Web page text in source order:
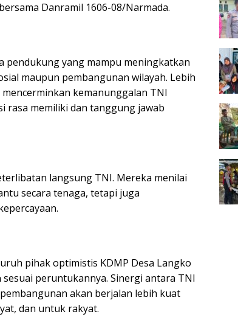
Danramil 1606-08/Narmada.
pendukung yang mampu meningkatkan
maupun pembangunan wilayah. Lebih
kemanunggalan TNI
rasa memiliki dan tanggung jawab
langsung TNI. Mereka menilai
secara tenaga, tetapi juga
pihak optimistis KDMP Desa Langko
peruntukannya. Sinergi antara TNI
akan berjalan lebih kuat
dan untuk rakyat.